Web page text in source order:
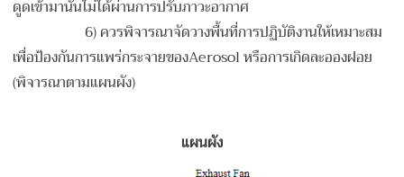
ดูดเข้ามานั้นไม่ได้ผ่านการปรับภาวะอากาศ
6) ควรพิจารณาจัดวางพื้นที่การปฏิบัติงานให้เหมาะสม
เพื่อป้องกันการแพร่กระจายของAerosol หรือการเกิดละอองฝอย
(พิจารณาตามแผนผัง)
แผนผัง